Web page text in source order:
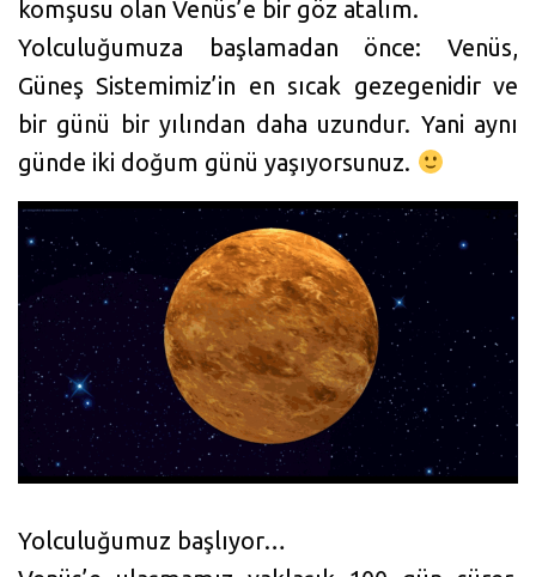
komşusu olan Venüs’e bir göz atalım.
Yolculuğumuza başlamadan önce: Venüs,
Güneş Sistemimiz’in en sıcak gezegenidir ve
bir günü bir yılından daha uzundur. Yani aynı
günde iki doğum günü yaşıyorsunuz.
Yolculuğumuz başlıyor…